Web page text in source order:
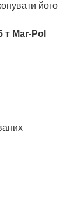
його
т Mar-Pol